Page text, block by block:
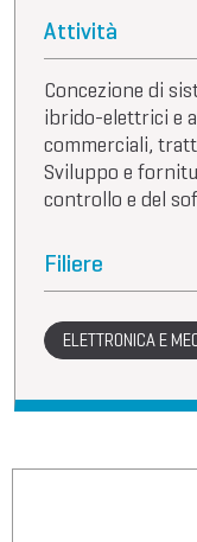
Attività
Concezione di
ibrido-elettrici e
commerciali,
Sviluppo e
controllo e del
Filiere
ELETTRONICA E